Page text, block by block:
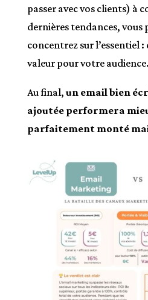
passer avec vos clients) à
dernières tendances, vous
concentrez sur l’essentiel
valeur pour votre audience.
Au final,un email bien
ajoutée performera
parfaitement monté